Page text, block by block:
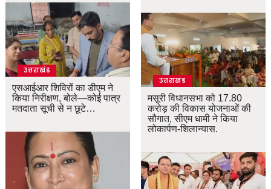
उत्तराखंड
एसआईआर शिविरों का डीएम ने
किया निरीक्षण, बोले—कोई पात्र
मतदाता सूची से न छूटे…
उत्तराखंड
मसूरी विधानसभा को 17.80
करोड़ की विकास योजनाओं की
सौगात, सीएम धामी ने किया
लोकार्पण-शिलान्यास.